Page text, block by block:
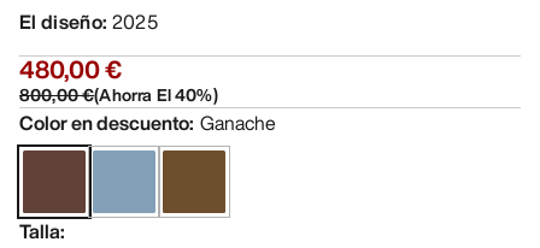
El diseño: 2025
480,00 €
800,00 €(Ahorra El40%)
Color en descuento: Ganache
Talla: